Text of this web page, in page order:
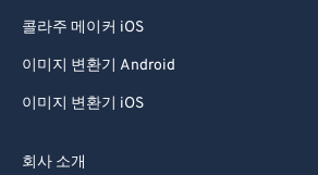
콜라주 메이커 iOS
이미지 변환기 Android
이미지 변환기 iOS
회사 소개